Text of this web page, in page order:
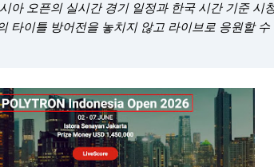
아 오픈의 실시간 경기 일정과 한국 시간 기준 시
타이틀 방어전을 놓치지 않고 라이브로 응원할